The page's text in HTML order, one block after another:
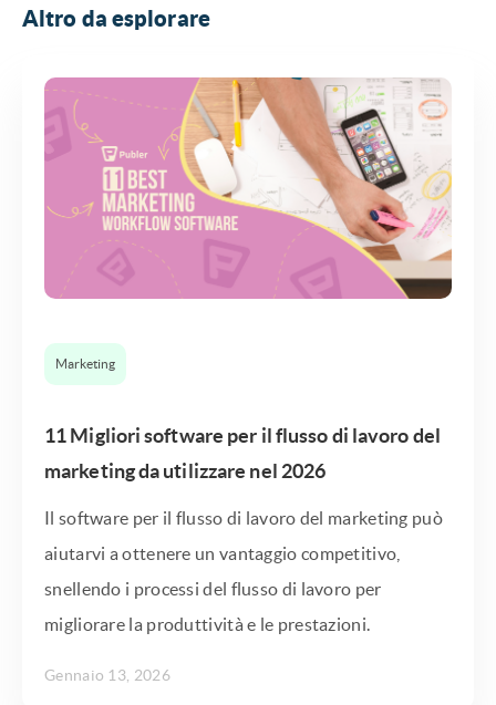
Altro da esplorare
Marketing
11 Migliori software per il flusso di lavoro del
marketing da utilizzare nel 2026
Il software per il flusso di lavoro del marketing può
aiutarvi a ottenere un vantaggio competitivo,
snellendo i processi del flusso di lavoro per
migliorare la produttività e le prestazioni.
Gennaio 13, 2026